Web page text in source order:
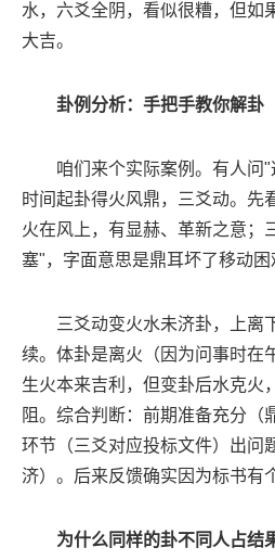
水，六爻全阴，看似很糟，但如
大吉。
卦例分析：手把手教你解卦
咱们来个实际案例。有人问
时间起卦得火风鼎，三爻动。先
火在风上，有显赫、革新之意；
塞"，字面意思是鼎耳坏了移动困
三爻动变火水未济卦，上离
续。体卦是离火（因为问事时在
生火本来吉利，但变卦后水克火
阻。综合判断：前期准备充分（
环节（三爻对应投标文件）出问
济）。后来反馈确实因为标书有
为什么同样的卦不同人占结